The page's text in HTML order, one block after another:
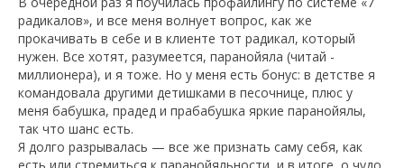
радикалов», и все меня волнует вопрос, как же
прокачивать в себе и в клиенте тот радикал, который
нужен. Все хотят, разумеется, паранойяла (читай -
миллионера), и я тоже. Но у меня есть бонус: в детстве я
командовала другими детишками в песочнице, плюс у
меня бабушка, прадед и прабабушка яркие паранойялы,
так что шанс есть.
Я долго разрывалась — все же признать саму себя, как